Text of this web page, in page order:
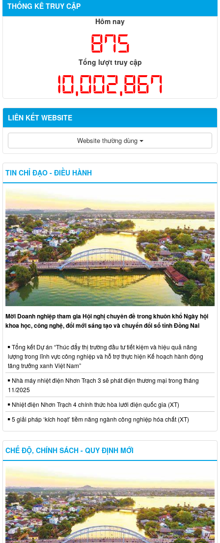
THỐNG KÊ TRUY CẬP
Hôm nay
875
Tổng lượt truy cập
10,002,867
LIÊN KẾT WEBSITE
Website thường dùng
TIN CHỈ ĐẠO - ĐIỀU HÀNH
Mời Doanh nghiệp tham gia Hội nghị chuyên đề trong khuôn khổ Ngày hội
khoa học, công nghệ, đổi mới sáng tạo và chuyển đổi số tỉnh Đồng Nai
Tổng kết Dự án “Thúc đẩy thị trường đầu tư tiết kiệm và hiệu quả năng
lượng trong lĩnh vực công nghiệp và hỗ trợ thực hiện Kế hoạch hành động
tăng trưởng xanh Việt Nam”
Nhà máy nhiệt điện Nhơn Trạch 3 sẽ phát điện thương mại trong tháng
11/2025
Nhiệt điện Nhơn Trạch 4 chính thức hòa lưới điện quốc gia (XT)
5 giải pháp ‘kích hoạt’ tiềm năng ngành công nghiệp hóa chất (XT)
CHẾ ĐỘ, CHÍNH SÁCH - QUY ĐỊNH MỚI